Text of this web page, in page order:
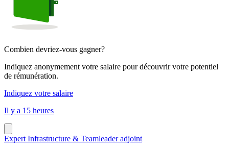
Combien devriez-vous gagner?
Indiquez anonymement votre salaire pour découvrir votre potentiel
de rémunération.
Indiquez votre salaire
Il y a 15 heures
Expert Infrastructure & Teamleader adjoint